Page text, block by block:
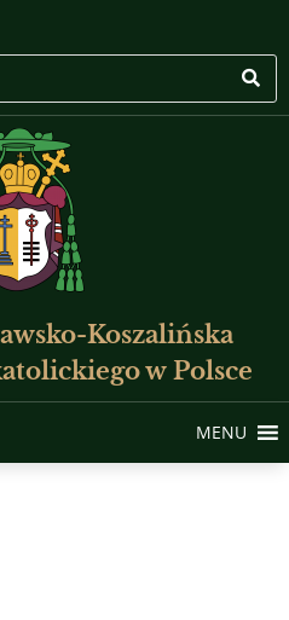
Koszalińska
w Polsce
MENU